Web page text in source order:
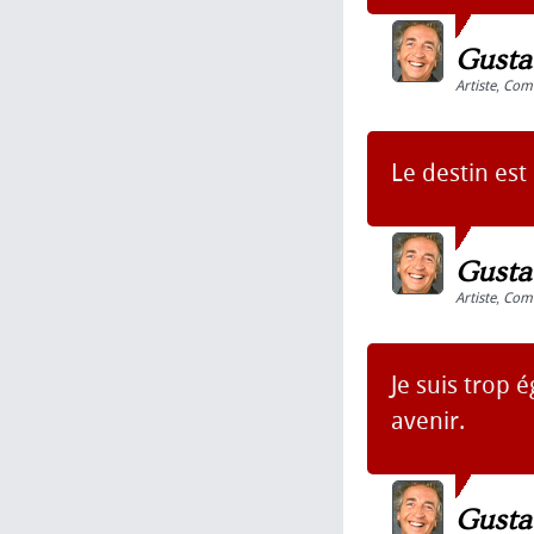
Artiste,
Le destin
Artiste,
Je suis trop
avenir.